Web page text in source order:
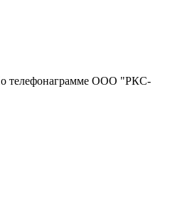
телефонаграмме ООО "РКС-